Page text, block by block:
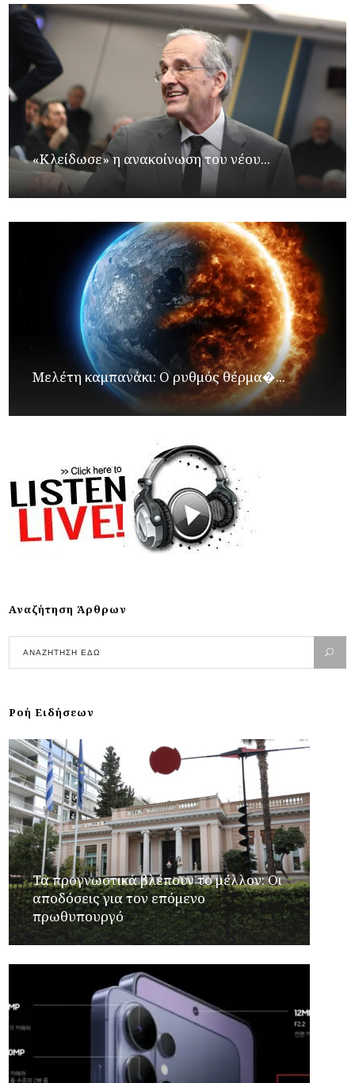
«Κλείδωσε» η ανακοίνωση του νέου...
Μελέτη καμπανάκι: Ο ρυθμός θέρμα�...
Αναζήτηση Άρθρων
Ροή Ειδήσεων
Τα προγνωστικά βλέπουν το μέλλον: Οι
αποδόσεις για τον επόμενο
πρωθυπουργό